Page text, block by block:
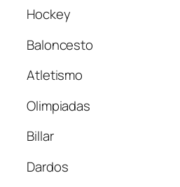
Hockey
Baloncesto
Atletismo
Olimpiadas
Billar
Dardos